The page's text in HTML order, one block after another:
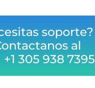
soporte?
al
+1 305 938 7395